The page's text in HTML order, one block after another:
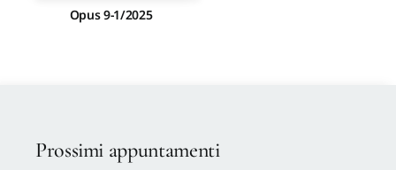
Opus 9-1/2025
Prossimi appuntamenti